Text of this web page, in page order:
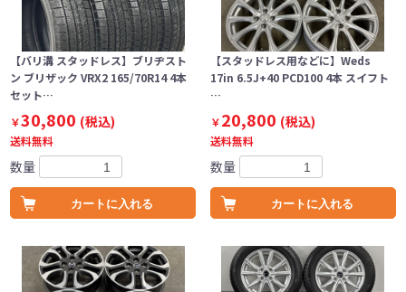
【バリ溝 スタッドレス】ブリヂスト
ン ブリザック VRX2 165/70R14 4本
セット…
￥30,800 (税込)
送料無料
数量
カートに入れる
【スタッドレス用などに】Weds
17in 6.5J+40 PCD100 4本 スイフト
…
￥20,800 (税込)
送料無料
数量
カートに入れる